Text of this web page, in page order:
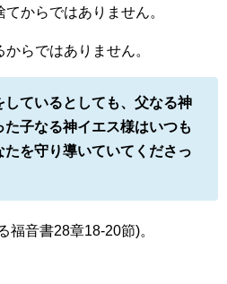
からではありません。
らではありません。
ているとしても、父なる神
子なる神イエス様はいつも
を守り導いていてくださっ
福音書28章18-20節)。